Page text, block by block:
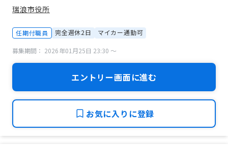
瑞浪市役所
任期付職員 完全週休2日 マイカー通勤可
募集期間： 2026年01月25日 23:30 〜
エントリー画面に進む
お気に入りに登録